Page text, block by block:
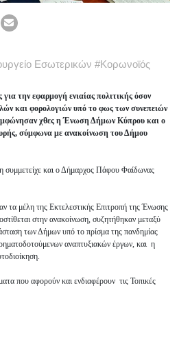
Εσωτερικών #Κορωνοϊός
την εφαρμογή ενιαίας πολιτικής όσον
και φορολογιών υπό το φως των συνεπειών
χθες η Ένωση Δήμων Κύπρου και ο
σύμφωνα με ανακοίνωση του Δήμου
συμμετείχε και ο Δήμαρχος Πάφου Φαίδωνας
τα μέλη της Εκτελεστικής Επιτροπή της Ένωσης
στην ανακοίνωση, συζητήθηκαν μεταξύ
των Δήμων υπό το πρίσμα της πανδημίας
αναπτυξιακών έργων, και η
που αφορούν και ενδιαφέρουν τις Τοπικές